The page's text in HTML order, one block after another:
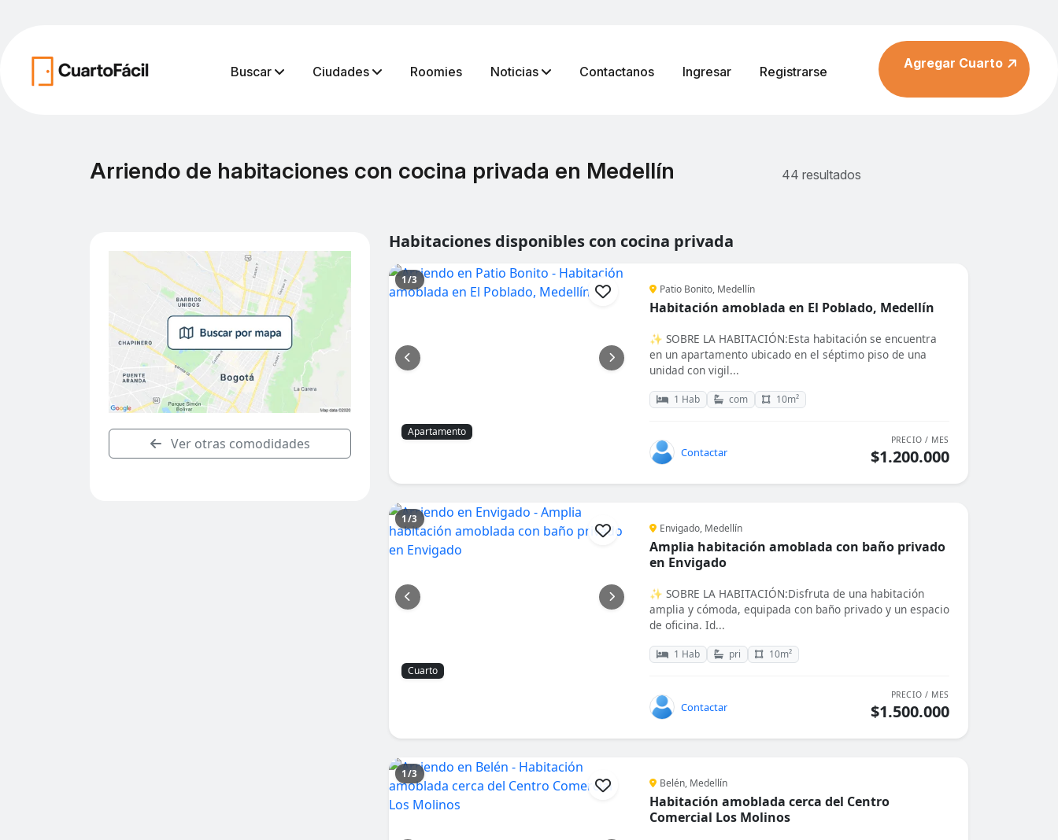
Buscar Ciudades Roomies Noticias Contactanos Ingresar Registrarse
Agregar Cuarto
Arriendo de habitaciones con cocina privada en Medellín 44 resultados
Ver otras comodidades
Habitaciones disponibles con cocina privada
1/3
Apartamento
Patio Bonito, Medellín
Habitación amoblada en El Poblado, Medellín
✨ SOBRE LA HABITACIÓN:Esta habitación se encuentra
en un apartamento ubicado en el séptimo piso de una
unidad con vigil...
1 Hab com 10m²
Contactar
PRECIO / MES
$1.200.000
1/3
Cuarto
Envigado, Medellín
Amplia habitación amoblada con baño privado
en Envigado
✨ SOBRE LA HABITACIÓN:Disfruta de una habitación
amplia y cómoda, equipada con baño privado y un espacio
de oficina. Id...
1 Hab pri 10m²
Contactar
PRECIO / MES
$1.500.000
1/3
Belén, Medellín
Habitación amoblada cerca del Centro
Comercial Los Molinos